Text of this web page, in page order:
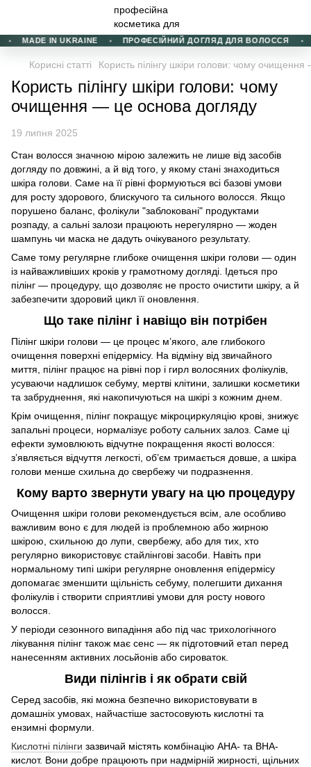
MADE IN UKRAINE ПРОФЕСІЙНИЙ ДОГЛЯД ДЛЯ ВОЛОССЯ
Корисні статті Користь пілінгу шкіри голови: чому
Користь пілінгу шкіри голови: чому
очищення — це основа догляду
19 липня 2025
Стан волосся значною мірою залежить не лише від засобів
догляду по довжині, а й від того, у якому стані знаходиться
шкіра голови. Саме на її рівні формуються всі базові умови
для росту здорового, блискучого та сильного волосся. Якщо
порушено баланс, фолікули "заблоковані" продуктами
розпаду, а сальні залози працюють нерегулярно — жоден
шампунь чи маска не дадуть очікуваного результату.
Саме тому регулярне глибоке очищення шкіри голови — один
із найважливіших кроків у грамотному догляді. Ідеться про
пілінг — процедуру, що дозволяє не просто очистити шкіру, а й
забезпечити здоровий цикл її оновлення.
Що таке пілінг і навіщо він потрібен
Пілінг шкіри голови — це процес м’якого, але глибокого
очищення поверхні епідермісу. На відміну від звичайного
миття, пілінг працює на рівні пор і гирл волосяних фолікулів,
усуваючи надлишок себуму, мертві клітини, залишки косметики
та забруднення, які накопичуються на шкірі з кожним днем.
Крім очищення, пілінг покращує мікроциркуляцію крові, знижує
запальні процеси, нормалізує роботу сальних залоз. Саме ці
ефекти зумовлюють відчутне покращення якості волосся:
з’являється відчуття легкості, об’єм тримається довше, а шкіра
голови менше схильна до свербежу чи подразнення.
Кому варто звернути увагу на цю процедуру
Очищення шкіри голови рекомендується всім, але особливо
важливим воно є для людей із проблемною або жирною
шкірою, схильною до лупи, свербежу, або для тих, хто
регулярно використовує стайлінгові засоби. Навіть при
нормальному типі шкіри регулярне оновлення епідермісу
допомагає зменшити щільність себуму, полегшити дихання
фолікулів і створити сприятливі умови для росту нового
волосся.
У періоди сезонного випадіння або під час трихологічного
лікування пілінг також має сенс — як підготовчий етап перед
нанесенням активних лосьйонів або сироваток.
Види пілінгів і як обрати свій
Серед засобів, які можна безпечно використовувати в
домашніх умовах, найчастіше застосовують кислотні та
ензимні формули.
Кислотні пілінги зазвичай містять комбінацію AHA- та BHA-
кислот. Вони добре працюють при надмірній жирності, щільних